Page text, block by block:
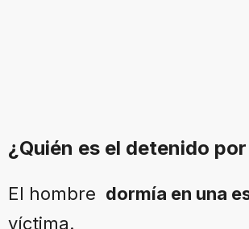
¿Quién es el detenido
El hombre dormía en una
víctima.